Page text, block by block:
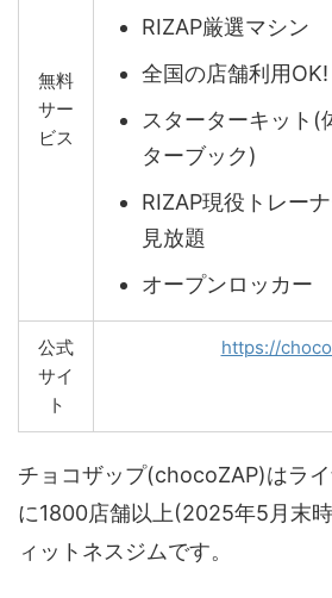
無料
サー
ビス
RIZAP厳選マシン
全国の店舗利用OK!
スターターキット(
ターブック)
RIZAP現役トレー
見放題
オープンロッカー
公式
サイ
ト
https://
チョコザップ(chocoZAP)はラ
に1800店舗以上(2025年5月末
ィットネスジムです。